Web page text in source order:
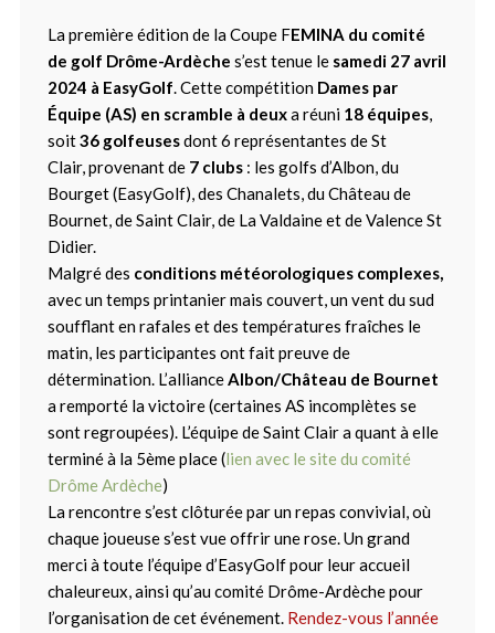
Lapremière édition de la Coupe FEMINA du comité
de golf Drôme-Ardèche s’est tenue le samedi 27 avril
2024 à EasyGolf. Cette compétition Dames par
Équipe (AS) en scramble à deuxa réuni 18 équipes,
soit36 golfeusesdont 6 représentantes de St
Clair, provenant de 7 clubs: les golfs d’Albon, du
Bourget (EasyGolf), des Chanalets, du Château de
Bournet, de Saint Clair, de La Valdaine et de Valence St
Didier.
Malgré des conditions météorologiques complexes,
avec un temps printanier mais couvert, un vent du sud
soufflant en rafales et des températures fraîches le
matin, les participantes ont fait preuve de
détermination. L’allianceAlbon/Château de Bournet
a remporté la victoire (certaines AS incomplètes se
sont regroupées). L’équipe de Saint Clair a quant à elle
terminé à la 5ème place (lien avec le site du comité
Drôme Ardèche)
La rencontre s’est clôturée par un repas convivial, où
chaque joueuse s’est vue offrir une rose. Un grand
merci à toute l’équipe d’EasyGolf pour leur accueil
chaleureux, ainsi qu’au comité Drôme-Ardèche pour
l’organisation de cet événement. Rendez-vous l’année